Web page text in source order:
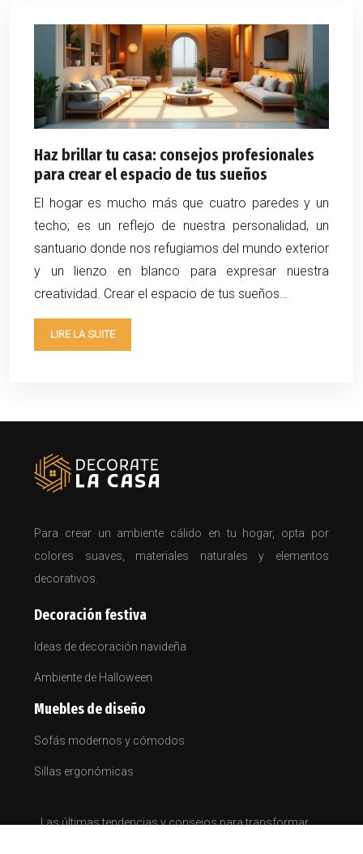
Haz brillar tu casa: consejos profesionales
para crear el espacio de tus sueños
El hogar es mucho más que cuatro paredes y un
techo; es un reflejo de nuestra personalidad, un
santuario donde nos refugiamos del mundo exterior
y un lienzo en blanco para expresar nuestra
creatividad. Crear el espacio de tus sueños…
LIRE LA SUITE
Para crear un ambiente cálido en tu hogar, opta por
colores suaves, materiales naturales y elementos
decorativos.
Decoración festiva
Ideas de decoración navideña
Ambiente de Halloween
Muebles de diseño
Sofás modernos y cómodos
Sillas ergonómicas
Las últimas tendencias y consejos para transformar